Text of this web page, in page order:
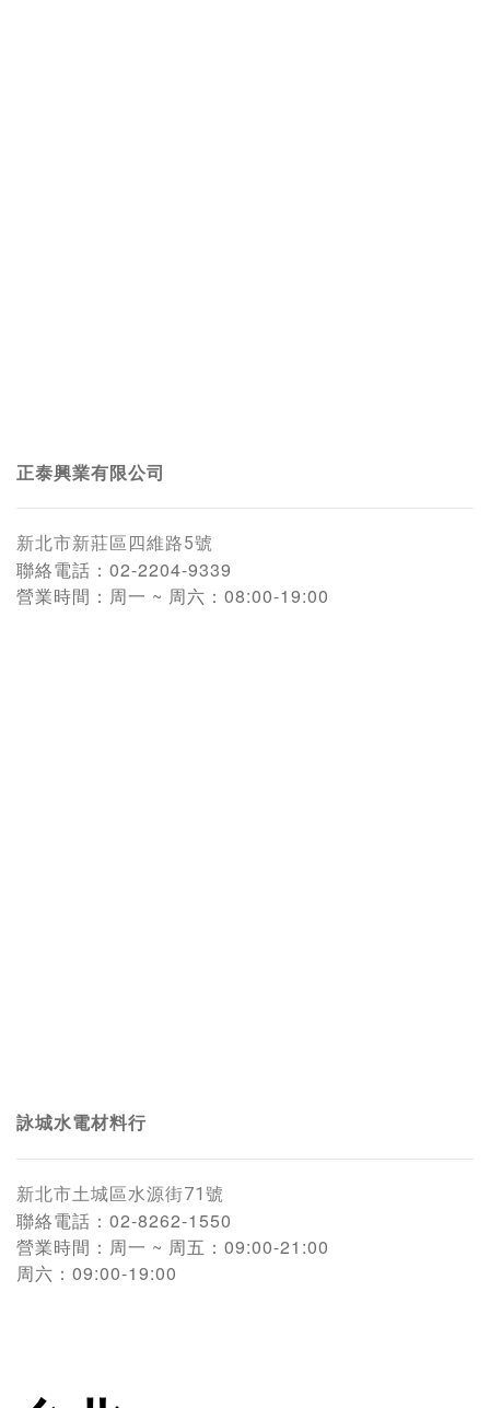
正泰興業有限公司
新北市新莊區四維路5號
聯絡電話： 02-2204-9339
營業時間： 周一 ~ 周六：08:00-19:00
詠城水電材料行
新北市土城區水源街71號
聯絡電話： 02-8262-1550
營業時間： 周一 ~ 周五：09:00-21:00
周六：09:00-19:00